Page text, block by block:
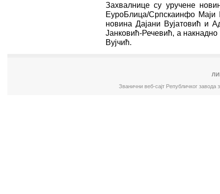
Захвалнице су уручене
ЕуроБлица/Српскаинфо
новина Дајани Вујатовић и
Јанковић-Речевић, а
Вујчић.
Званични веб-сајт Републичког